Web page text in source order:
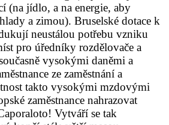
(na jídlo, a na energie, aby
a zimou). Bruselské dotace k
neustálou potřebu vzniku
pro úředníky rozdělovače a
vysokými daněmi a
ze zaměstnání a
takto vysokými mzdovými
zaměstnance nahrazovat
Vytváří se tak